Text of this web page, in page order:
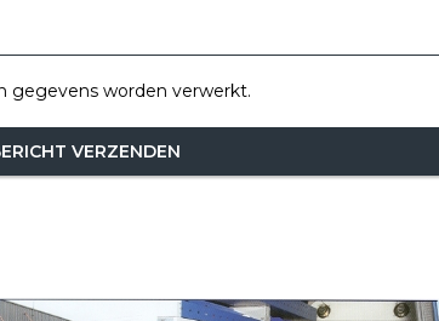
gegevens worden verwerkt.
VERZENDEN